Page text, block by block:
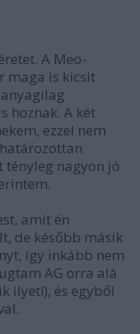
A Meo-
maga is kicsit
hoznak. A két
ezzel nem
tényleg nagyon jó
amit én
de később másik
így inkább nem
AG orra alá
ilyet!), és egyből